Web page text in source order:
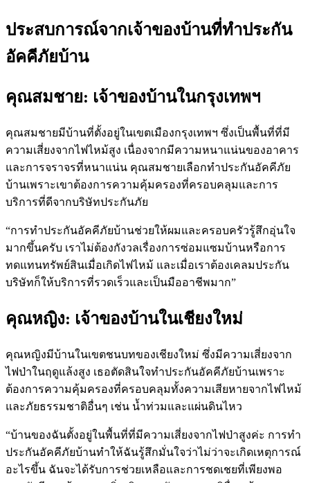
ประสบการณ์จากเจ้าของบ้านที่ทำประกัน
อัคคีภัยบ้าน
คุณสมชาย: เจ้าของบ้านในกรุงเทพฯ
คุณสมชายมีบ้านที่ตั้งอยู่ในเขตเมืองกรุงเทพฯ ซึ่งเป็นพื้นที่ที่มี
ความเสี่ยงจากไฟไหม้สูง เนื่องจากมีความหนาแน่นของอาคาร
และการจราจรที่หนาแน่น คุณสมชายเลือกทำประกันอัคคีภัย
บ้านเพราะเขาต้องการความคุ้มครองที่ครอบคลุมและการ
บริการที่ดีจากบริษัทประกันภัย
“การทำประกันอัคคีภัยบ้านช่วยให้ผมและครอบครัวรู้สึกอุ่นใจ
มากขึ้นครับ เราไม่ต้องกังวลเรื่องการซ่อมแซมบ้านหรือการ
ทดแทนทรัพย์สินเมื่อเกิดไฟไหม้ และเมื่อเราต้องเคลมประกัน
บริษัทก็ให้บริการที่รวดเร็วและเป็นมืออาชีพมาก”
คุณหญิง: เจ้าของบ้านในเชียงใหม่
คุณหญิงมีบ้านในเขตชนบทของเชียงใหม่ ซึ่งมีความเสี่ยงจาก
ไฟป่าในฤดูแล้งสูง เธอตัดสินใจทำประกันอัคคีภัยบ้านเพราะ
ต้องการความคุ้มครองที่ครอบคลุมทั้งความเสียหายจากไฟไหม้
และภัยธรรมชาติอื่นๆ เช่น น้ำท่วมและแผ่นดินไหว
“บ้านของฉันตั้งอยู่ในพื้นที่ที่มีความเสี่ยงจากไฟป่าสูงค่ะ การทำ
ประกันอัคคีภัยบ้านทำให้ฉันรู้สึกมั่นใจว่าไม่ว่าจะเกิดเหตุการณ์
อะไรขึ้น ฉันจะได้รับการช่วยเหลือและการชดเชยที่เพียงพอ